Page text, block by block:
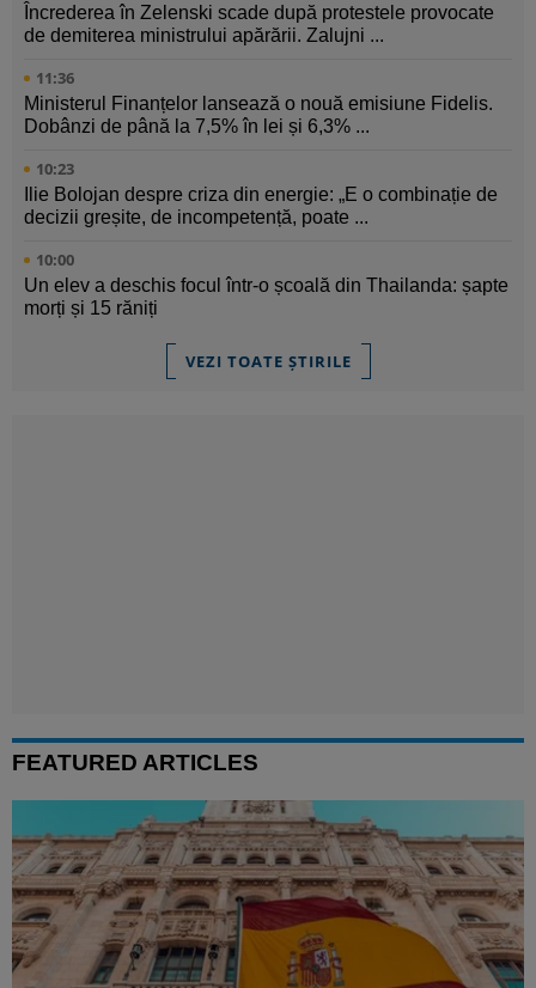
Încrederea în Zelenski scade după protestele provocate
de demiterea ministrului apărării. Zalujni ...
11:36
Ministerul Finanțelor lansează o nouă emisiune Fidelis.
Dobânzi de până la 7,5% în lei și 6,3% ...
10:23
Ilie Bolojan despre criza din energie: „E o combinație de
decizii greșite, de incompetență, poate ...
10:00
Un elev a deschis focul într-o școală din Thailanda: șapte
morți și 15 răniți
VEZI TOATE ȘTIRILE
FEATURED ARTICLES